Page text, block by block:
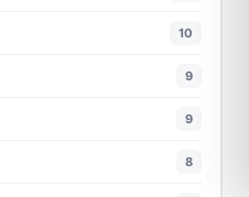
10
9
9
8